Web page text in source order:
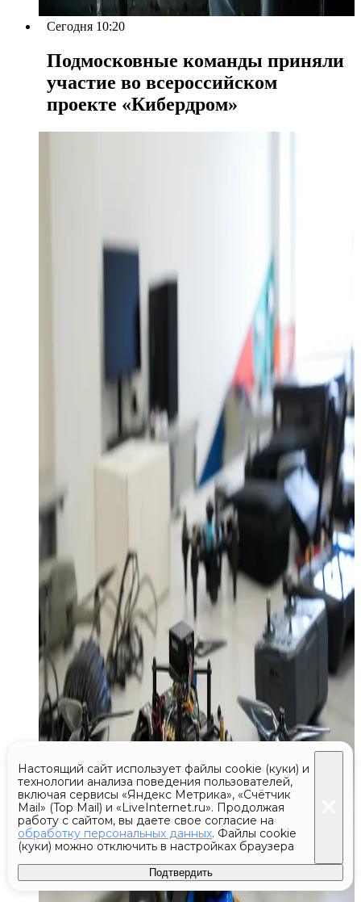
Сегодня 10:20
Подмосковные команды приняли
участие во всероссийском
проекте «Кибердром»
Настоящий сайт использует файлы cookie (куки) и
технологии анализа поведения пользователей,
включая сервисы «Яндекс Метрика», «Счётчик
Mail» (Top Mail) и «LiveInternet.ru». Продолжая
работу с сайтом, вы даете свое согласие на
обработку персональных данных. Файлы cookie
(куки) можно отключить в настройках браузера
Подтвердить